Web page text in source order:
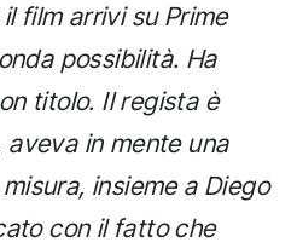
film arrivi su Prime
possibilità. Ha
titolo. Il regista è
in mente una
insieme a Diego
con il fatto che